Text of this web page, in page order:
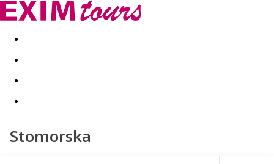
Akční nabídky Last minute
Stomorska